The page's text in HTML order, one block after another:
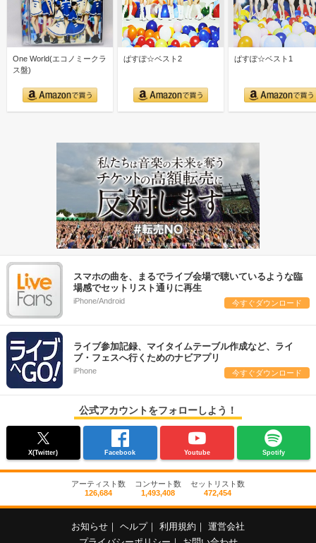
One World(エコノミークラ
ス盤)
ぱすぽ☆ベスト2 ぱすぽ☆ベスト1
スマホの曲を、まるでライブ会場で聴いているような臨
場感でセットリスト通りに再生
iPhone/Android 今すぐダウンロード
ライブ参加記録、マイタイムテーブル作成など、ライ
ブ・フェスへ行くためのナビアプリ
iPhone 今すぐダウンロード
公式アカウントをフォローしよう！
X(Twitter) Facebook Youtube Spotify
アーティスト数
126,684
コンサート数
1,493,408
セットリスト数
472,454
お知らせ ヘルプ 利用規約
運営会社